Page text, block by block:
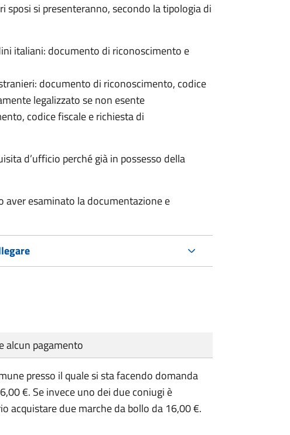
sposi si presenteranno, secondo la tipologia di
italiani: documento di riconoscimento e
documento di riconoscimento, codice
legalizzato se non esente
codice fiscale e richiesta di
d’ufficio perché già in possesso della
aver esaminato la documentazione e
alcun pagamento
presso il quale si sta facendo domanda
€. Se invece uno dei due coniugi è
acquistare due marche da bollo da 16,00 €.